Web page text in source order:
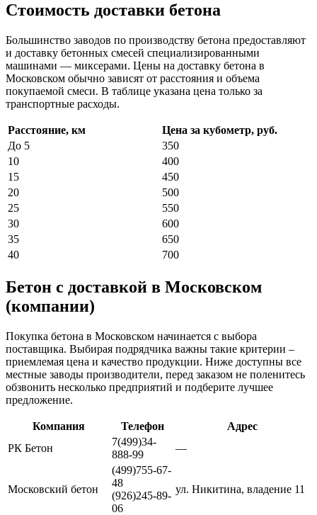
Стоимость доставки бетона
Большинство заводов по производству бетона предоставляют
и доставку бетонных смесей специализированными
машинами — миксерами. Цены на доставку бетона в
Московском обычно зависят от расстояния и объема
покупаемой смеси. В таблице указана цена только за
транспортные расходы.
Расстояние, км
Цена за кубометр, руб.
До 5
350
10
400
15
450
20
500
25
550
30
600
35
650
40
700
Бетон с доставкой в Московском
(компании)
Покупка бетона в Московском начинается с выбора
поставщика. Выбирая подрядчика важны такие критерии –
приемлемая цена и качество продукции. Ниже доступны все
местные заводы производители, перед заказом не поленитесь
обзвонить несколько предприятий и подберите лучшее
предложение.
Компания Телефон
Адрес
РК Бетон
7(499)34-
888-99
—
Московский бетон
(499)755-67-
48
(926)245-89-
06
ул. Никитина, владение 11